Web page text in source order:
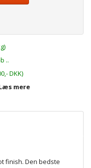
..
DKK)
mere
finish. Den bedste